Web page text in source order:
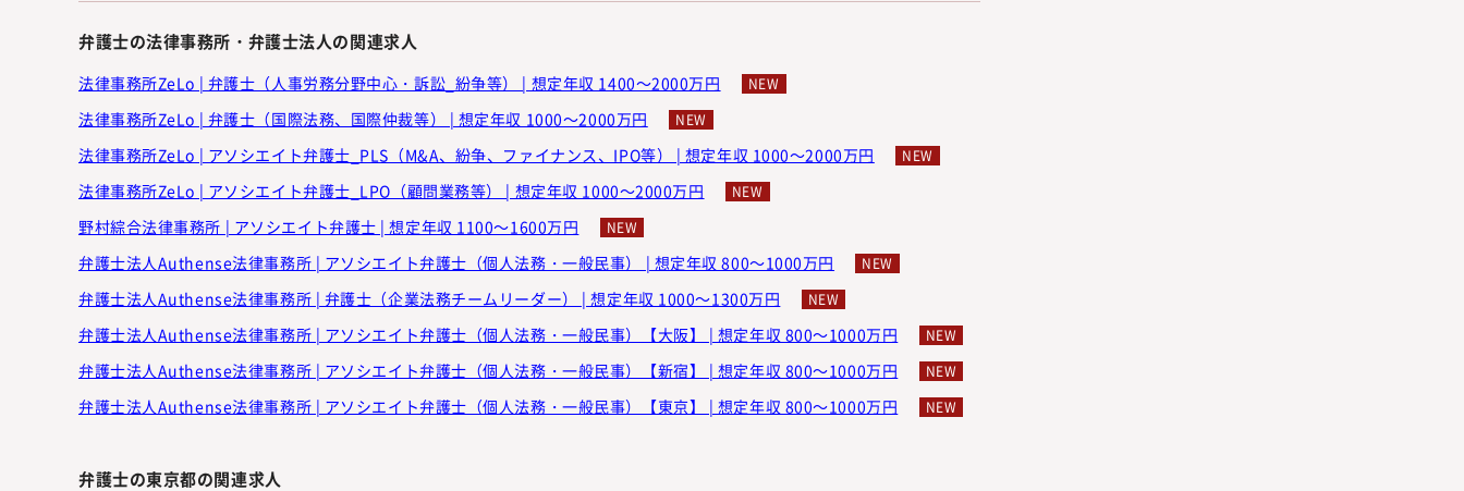
弁護士の法律事務所・弁護士法人の関連求人
法律事務所ZeLo | 弁護士（人事労務分野中心・訴訟_紛争等） | 想定年収 1400～2000万円
法律事務所ZeLo | 弁護士（国際法務、国際仲裁等） | 想定年収 1000～2000万円
法律事務所ZeLo | アソシエイト弁護士_PLS（M&A、紛争、ファイナンス、IPO等） | 想定年収 1000～2000万円
法律事務所ZeLo | アソシエイト弁護士_LPO（顧問業務等） | 想定年収 1000～2000万円
野村綜合法律事務所 | アソシエイト弁護士 | 想定年収 1100～1600万円
弁護士法人Authense法律事務所 | アソシエイト弁護士（個人法務・一般民事） | 想定年収 800～1000万円
弁護士法人Authense法律事務所 | 弁護士（企業法務チームリーダー） | 想定年収 1000～1300万円
弁護士法人Authense法律事務所 | アソシエイト弁護士（個人法務・一般民事）【大阪】 | 想定年収 800～1000万円
弁護士法人Authense法律事務所 | アソシエイト弁護士（個人法務・一般民事）【新宿】 | 想定年収 800～1000万円
弁護士法人Authense法律事務所 | アソシエイト弁護士（個人法務・一般民事）【東京】 | 想定年収 800～1000万円
弁護士の東京都の関連求人